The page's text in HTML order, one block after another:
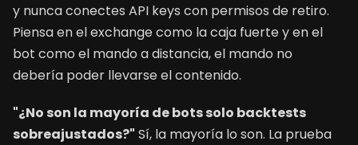
y nunca conectes API keys con permisos de retiro.
Piensa en el exchange como la caja fuerte y en el
bot como el mando a distancia, el mando no
debería poder llevarse el contenido.
"¿No son la mayoría de bots solo backtests
sobreajustados?" Sí, la mayoría lo son. La prueba